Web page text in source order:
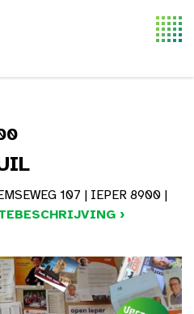
107 | IEPER 8900 |
›